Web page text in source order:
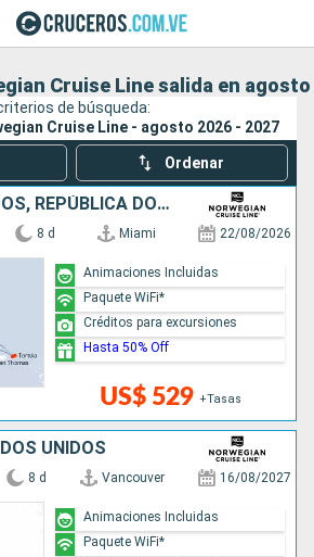
Cruise Line salida en agosto
de búsqueda:
Cruise Line - agosto 2026 - 2027
Ordenar
ESTADOS UNIDOS, REPÚBLICA DOMINICANA, BAHAMAS
8 d Miami 22/08/2026
US$ 529 +Tasas
Animaciones Incluidas
Paquete WiFi*
Créditos para excursiones
Hasta 50% Off
UNIDOS
8 d Vancouver 16/08/2027
Animaciones Incluidas
Paquete WiFi*